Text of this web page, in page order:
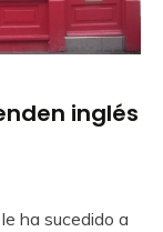
inglés
ha sucedido a